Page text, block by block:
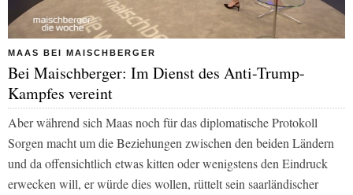
MAAS BEI MAISCHBERGER
Bei Maischberger: Im Dienst des Anti-Trump-
Kampfes vereint
Aber während sich Maas noch für das diplomatische Protokoll
Sorgen macht um die Beziehungen zwischen den beiden Ländern
und da offensichtlich etwas kitten oder wenigstens den Eindruck
erwecken will, er würde dies wollen, rüttelt sein saarländischer